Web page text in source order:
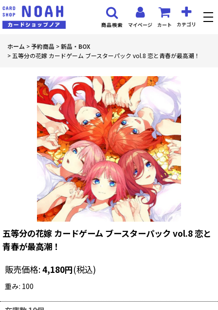
マイページ カート カテゴリ
商品検索
ホーム >予約商品 >新品・BOX
> 五等分の花嫁 カードゲーム ブースターパック vol.8 恋と青春が最高潮！
五等分の花嫁 カードゲーム ブースターパック vol.8 恋と
青春が最高潮！
販売価格:4,180円(税込)
重み: 100